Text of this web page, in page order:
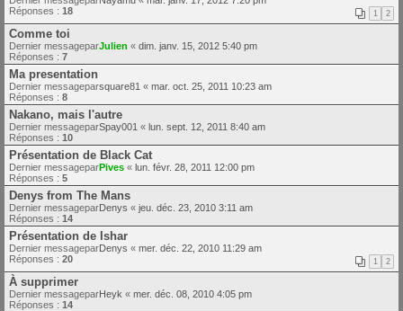
Réponses : 18 1 2
Comme toi
Dernier messageparJulien « dim. janv. 15, 2012 5:40 pm
Réponses : 7
Ma presentation
Dernier messageparsquare81 « mar. oct. 25, 2011 10:23 am
Réponses : 8
Nakano, mais l'autre
Dernier messageparSpay001 « lun. sept. 12, 2011 8:40 am
Réponses : 10
Présentation de Black Cat
Dernier messageparPives « lun. févr. 28, 2011 12:00 pm
Réponses : 5
Denys from The Mans
Dernier messageparDenys « jeu. déc. 23, 2010 3:11 am
Réponses : 14
Présentation de Ishar
Dernier messageparDenys « mer. déc. 22, 2010 11:29 am
Réponses : 20 1 2
À supprimer
Dernier messageparHeyk « mer. déc. 08, 2010 4:05 pm
Réponses : 14